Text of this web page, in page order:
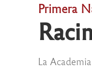
Primera
La